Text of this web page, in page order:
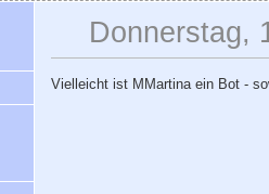
Donnerstag,
Vielleicht ist MMartina ein Bot -